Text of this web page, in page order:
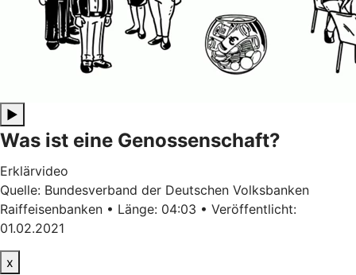
▶
Was ist eine Genossenschaft?
Erklärvideo
Quelle: Bundesverband der Deutschen Volksbanken
Raiffeisenbanken • Länge: 04:03 • Veröffentlicht:
01.02.2021
x